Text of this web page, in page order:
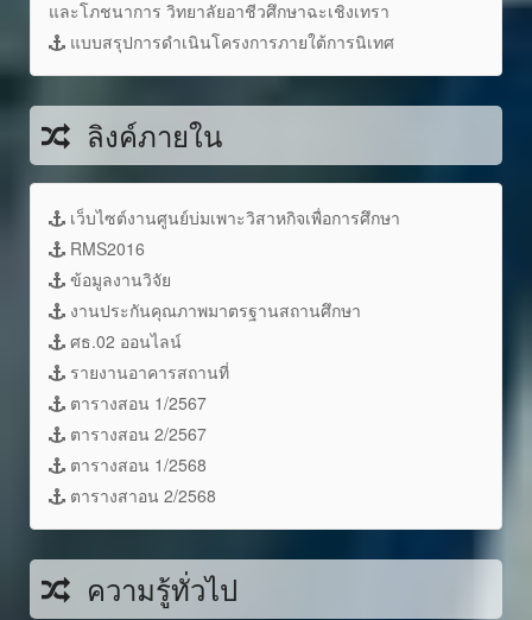
และโภชนาการ วิทยาลัยอาชีวศึกษาฉะเชิงเทรา
แบบสรุปการดำเนินโครงการภายใต้การนิเทศ
ลิงค์ภายใน
เว็บไซต์งานศูนย์บ่มเพาะวิสาหกิจเพื่อการศึกษา
RMS2016
ข้อมูลงานวิจัย
งานประกันคุณภาพมาตรฐานสถานศึกษา
ศธ.02 ออนไลน์
รายงานอาคารสถานที่
ตารางสอน 1/2567
ตารางสอน 2/2567
ตารางสอน 1/2568
ตารางสาอน 2/2568
ความรู้ทั่วไป